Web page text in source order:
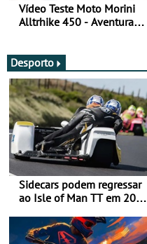
Vídeo Teste Moto Morini
Alltrhike 450 - Aventura
Desporto
Sidecars podem regressar
ao Isle of Man TT em 2027